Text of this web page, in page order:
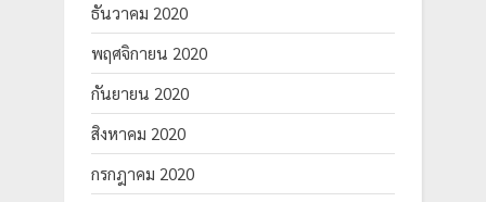
ธันวาคม 2020
พฤศจิกายน 2020
กันยายน 2020
สิงหาคม 2020
กรกฎาคม 2020